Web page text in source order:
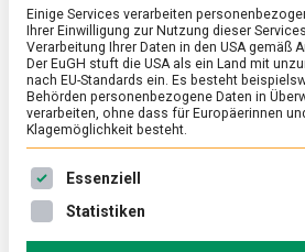
ERNÄHRUNG & GESUNDHEIT /FEATURED
Kulinarische
Blumen essen!
26. August 2022
Blumen machen sich nicht nur
sondern auch auf dem Teller.
Einige Services verarbeiten
Ihrer Einwilligung zur Nutzung dieser
Verarbeitung Ihrer Daten in den USA gemäß
Der EuGH stuft die USA als ein Land mit
nach EU-Standards ein. Es besteht
Behörden personenbezogene Daten in
verarbeiten, ohne dass für Europäerinnen
Klagemöglichkeit besteht.
Es folgt eine Liste der Service-
Essenziell
Statistiken